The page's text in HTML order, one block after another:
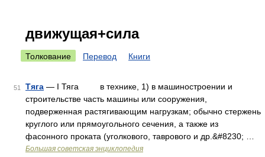
движущая+сила
Толкование Перевод Книги
51 Тяга — I Тяга в технике, 1) в машиностроении и
строительстве часть машины или сооружения,
подверженная растягивающим нагрузкам; обычно стержень
круглого или прямоугольного сечения, а также из
фасонного проката (уголкового, таврового и др.&#8230; …
Большая советская энциклопедия